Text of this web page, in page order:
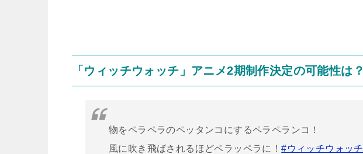
「ウィッチウォッチ」アニメ2期制作決定の可能性は？
物をペラペラのペッタンコにするペラペランコ！
風に吹き飛ばされるほどペラッペラに！#ウィッチウォッチ